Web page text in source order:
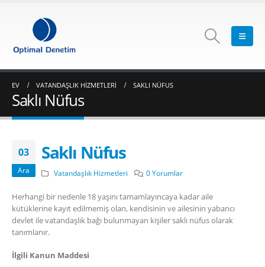
EV VATANDAŞLIK HIZMETLERI SAKLI NÜFUS
Saklı Nüfus
03
Ara
Saklı Nüfus
Vatandaşlık Hizmetleri 0 Yorumlar
​Herhangi bir nedenle 18 yaşını tamamlayıncaya kadar aile
kütüklerine kayıt edilmemiş olan, kendisinin ve ailesinin yabancı
devlet ile vatandaşlık bağı bulunmayan kişiler saklı nüfus olarak
tanımlanır.
İlgili Kanun Maddesi